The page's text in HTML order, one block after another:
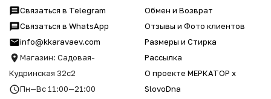
Связаться в Telegram
Связаться в WhatsApp
info@kkaravaev.com
Магазин: Садовая-
Кудринская 32с2
Пн—Вс 11:00—21:00
Обмен и Возврат
Отзывы и Фото клиентов
Размеры и Стирка
Рассылка
О проекте МЕРКАТОР x
SlovoDna